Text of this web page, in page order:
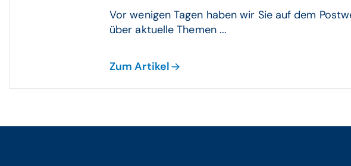
Vor wenigen Tagen haben wir Sie auf dem
über aktuelle Themen ...
Zum Artikel